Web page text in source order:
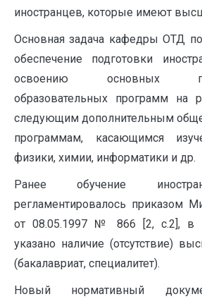
иностранцев, которые имеют
Основная задача кафедры ОТД
обеспечение подготовки
освоению основных
образовательных программ на
следующим дополнительным
программам, касающимся
физики, химии, информатики и др.
Ранее обучение
регламентировалось приказом
от 08.05.1997 № 866 [2, с.2], в
указано наличие (отсутствие)
(бакалавриат, специалитет).
Новый нормативный